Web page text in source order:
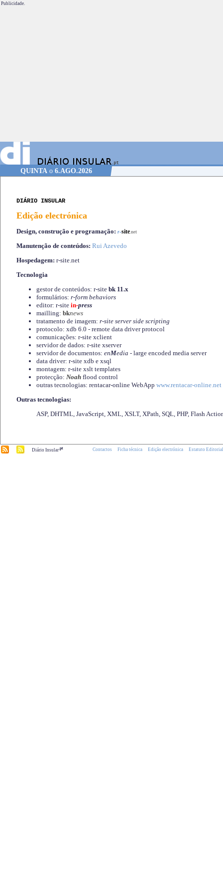
Publicidade.
QUINTAo 6.AGO.2026
DIÁRIO INSULAR
Edição electrónica
Design, construção e programação: r-site.net
Manutenção de conteúdos: Rui Azevedo
Hospedagem: r-site.net
Tecnologia
gestor de conteúdos: r-site bk 11.x
formulários: r-form behaviors
editor: r-site in-press
mailling: bknews
tratamento de imagem: r-site server side scripting
protocolo: xdb 6.0 - remote data driver protocol
comunicações: r-site xclient
servidor de dados: r-site xserver
servidor de documentos: enMedia - large encoded media server
data driver: r-site xdb e xsql
montagem: r-site xslt templates
protecção: Noah flood control
outras tecnologias: rentacar-online WebApp www.rentacar-online.net
Outras tecnologias:
ASP, DHTML, JavaScript, XML, XSLT, XPath, SQL, PHP, Flash
Diário Insular.pt Contactos Ficha técnica Edição electrónica Estatuto Editorial